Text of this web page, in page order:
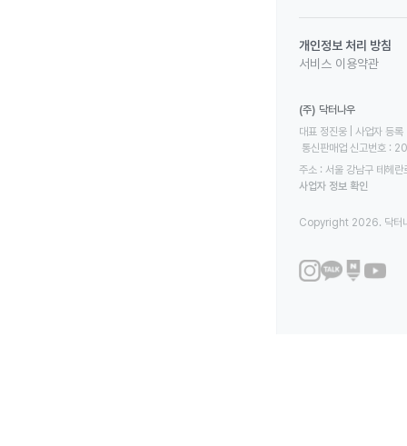
개인정보 처리 방침
서비스 이용약관
(주) 닥터나우
대표 정진웅 | 사업자
통신판매업 신고번호
주소 : 서울 강남구 테헤
사업자 정보 확인
Copyright 2026. 닥터